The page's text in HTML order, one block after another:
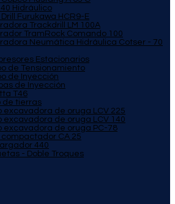
Hidráulico
Drill Furukawa HCR9-E
Trackdrill LM 100A
TramRock Comando 100
Neumática Hidráulica Cotser - 70
Estacionarios
de Tensionamiento
de Inyección
de Inyección
T46
de tierras
excavadora de oruga LCV 225
excavadora de oruga LCV 140
excavadora de oruga PC-78
compactador CA 25
440
- Doble Troques